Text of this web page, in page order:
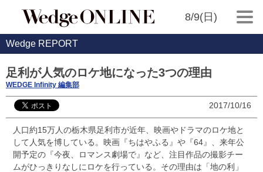
8/9(日)
Wedge REPORT
足利が人気のロケ地になった3つの理由
WEDGE Infinity 編集部
2017/10/16
人口約15万人の栃木県足利市が近年、映画やドラマのロケ地と
して人気を博している。映画『ちはやふる』や『64』、来年公
開予定の『今夜、ロマンス劇場で』など、注目作品の撮影チー
ムがひっきりなしにロケを行っている。その理由は「地の利」